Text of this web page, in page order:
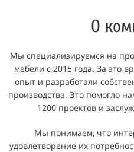
О
Мы специализируемся на
мебели с 2015 года. За это
опыт и разработали
производства. Это помогло
1200 проектов и
Мы понимаем, что
удовлетворение их